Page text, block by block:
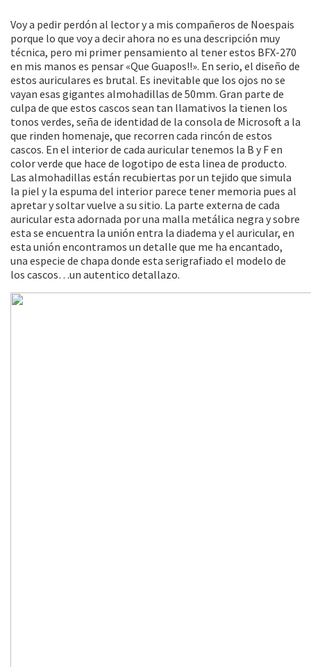
Voy a pedir perdón al lector y a mis compañeros de Noespais
porque lo que voy a decir ahora no es una descripción muy
técnica, pero mi primer pensamiento al tener estos BFX-270
en mis manos es pensar «Que Guapos!!». En serio, el diseño de
estos auriculares es brutal. Es inevitable que los ojos no se
vayan esas gigantes almohadillas de 50mm. Gran parte de
culpa de que estos cascos sean tan llamativos la tienen los
tonos verdes, seña de identidad de la consola de Microsoft a la
que rinden homenaje, que recorren cada rincón de estos
cascos. En el interior de cada auricular tenemos la B y F en
color verde que hace de logotipo de esta linea de producto.
Las almohadillas están recubiertas por un tejido que simula
la piel y la espuma del interior parece tener memoria pues al
apretar y soltar vuelve a su sitio. La parte externa de cada
auricular esta adornada por una malla metálica negra y sobre
esta se encuentra la unión entra la diadema y el auricular, en
esta unión encontramos un detalle que me ha encantado,
una especie de chapa donde esta serigrafiado el modelo de
los cascos…un autentico detallazo.